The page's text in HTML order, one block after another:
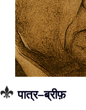
पात्र–ब्रीफ़